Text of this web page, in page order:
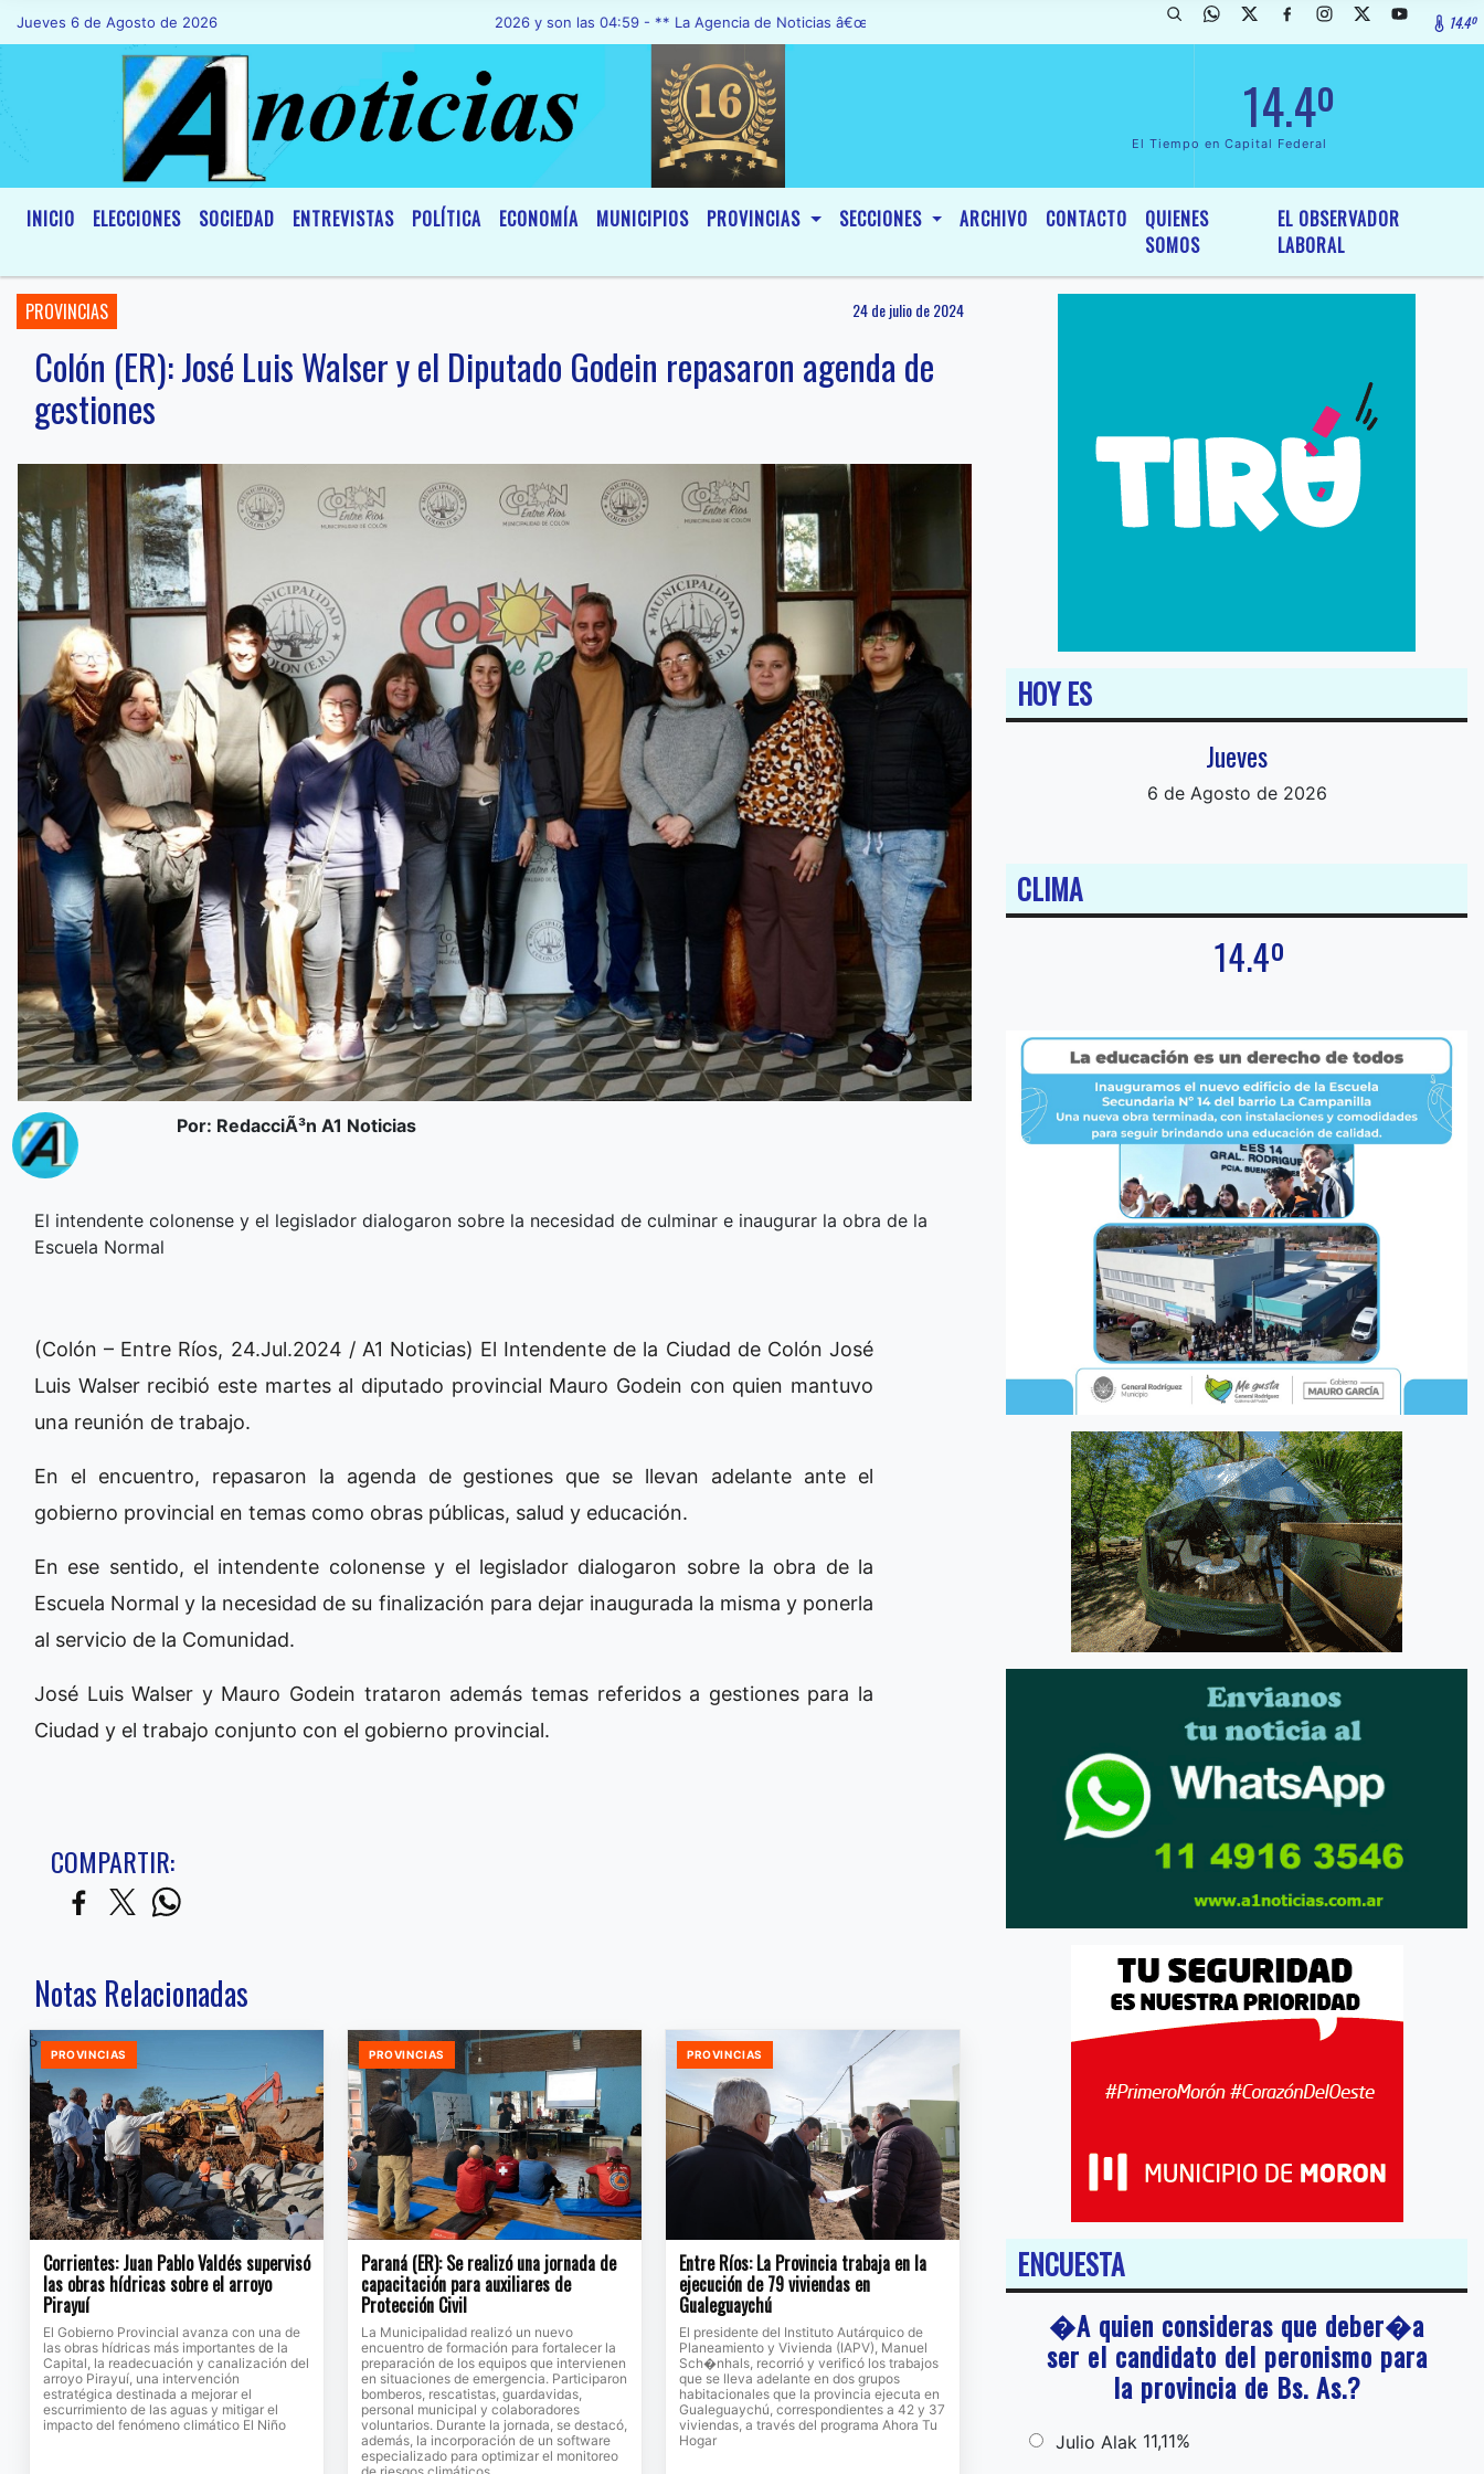
Jueves 6 de Agosto de 2026Hoy es Jueves 6 de Agosto de 2026 y son las 04:59 - ** La Agencia de Noticias â€œA1 Noticiasâ€, fue declarada de InterÃ©s General y Legislativo, por Ordenanza NÂº 6236/19 del14.4º
14.4º
El Tiempo en Capital Federal
INICIO ELECCIONES SOCIEDAD ENTREVISTAS POLÍTICA ECONOMÍA MUNICIPIOS PROVINCIAS SECCIONES ARCHIVO CONTACTO
QUIENES
SOMOS
EL OBSERVADOR
LABORAL
PROVINCIAS 24 de julio de 2024
Colón (ER): José Luis Walser y el Diputado Godein repasaron agenda de
gestiones
Por: RedacciÃ³n A1 Noticias
El intendente colonense y el legislador dialogaron sobre la necesidad de culminar e inaugurar la obra de la
Escuela Normal
(Colón – Entre Ríos, 24.Jul.2024 / A1 Noticias) El Intendente de la Ciudad de Colón José
Luis Walser recibió este martes al diputado provincial Mauro Godein con quien mantuvo
una reunión de trabajo.
En el encuentro, repasaron la agenda de gestiones que se llevan adelante ante el
gobierno provincial en temas como obras públicas, salud y educación.
En ese sentido, el intendente colonense y el legislador dialogaron sobre la obra de la
Escuela Normal y la necesidad de su finalización para dejar inaugurada la misma y ponerla
al servicio de la Comunidad.
José Luis Walser y Mauro Godein trataron además temas referidos a gestiones para la
Ciudad y el trabajo conjunto con el gobierno provincial.
COMPARTIR:
Notas Relacionadas
PROVINCIAS
Corrientes: Juan Pablo Valdés supervisó
las obras hídricas sobre el arroyo
Pirayuí
El Gobierno Provincial avanza con una de
las obras hídricas más importantes de la
Capital, la readecuación y canalización del
arroyo Pirayuí, una intervención
estratégica destinada a mejorar el
escurrimiento de las aguas y mitigar el
impacto del fenómeno climático El Niño
PROVINCIAS
Paraná (ER): Se realizó una jornada de
capacitación para auxiliares de
Protección Civil
La Municipalidad realizó un nuevo
encuentro de formación para fortalecer la
preparación de los equipos que intervienen
en situaciones de emergencia. Participaron
bomberos, rescatistas, guardavidas,
personal municipal y colaboradores
voluntarios. Durante la jornada, se destacó,
además, la incorporación de un software
especializado para optimizar el monitoreo
PROVINCIAS
Entre Ríos: La Provincia trabaja en la
ejecución de 79 viviendas en
Gualeguaychú
El presidente del Instituto Autárquico de
Planeamiento y Vivienda (IAPV), Manuel
Sch�nhals, recorrió y verificó los trabajos
que se lleva adelante en dos grupos
habitacionales que la provincia ejecuta en
Gualeguaychú, correspondientes a 42 y 37
viviendas, a través del programa Ahora Tu
Hogar
HOY ES
Jueves
6 de Agosto de 2026
CLIMA
14.4º
ENCUESTA
�A quien consideras que deber�a
ser el candidato del peronismo para
la provincia de Bs. As.?
Julio Alak 11,11%